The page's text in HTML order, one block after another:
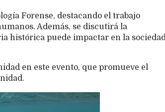
Forense, destacando el trabajo
Además, se discutirá la
histórica puede impactar en la sociedad
en este evento, que promueve el